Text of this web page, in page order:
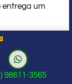
entrega um
que
um
98611-3565